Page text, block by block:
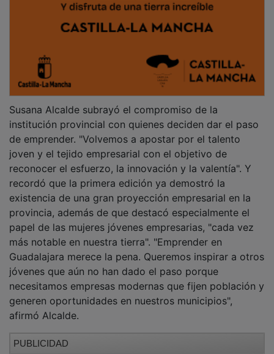
institución provincial con quienes deciden dar el paso
de emprender. "Volvemos a apostar por el talento
joven y el tejido empresarial con el objetivo de
reconocer el esfuerzo, la innovación y la valentía". Y
recordó que la primera edición ya demostró la
existencia de una gran proyección empresarial en la
provincia, además de que destacó especialmente el
papel de las mujeres jóvenes empresarias, "cada vez
más notable en nuestra tierra". "Emprender en
Guadalajara merece la pena. Queremos inspirar a otros
jóvenes que aún no han dado el paso porque
necesitamos empresas modernas que fijen población y
generen oportunidades en nuestros municipios",
afirmó Alcalde.